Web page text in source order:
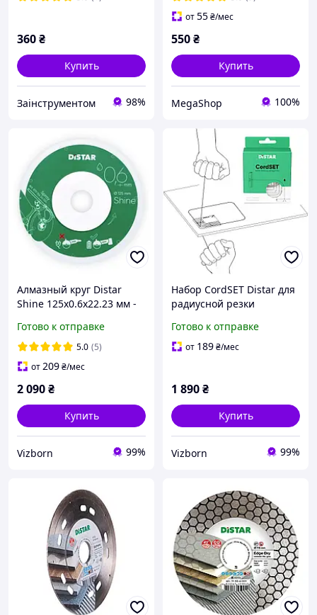
360₴
Купить
Заінструментом 98%
от55₴/мес
550₴
Купить
MegaShop 100%
Алмазный круг Distar
Shine 125x0.6x22.23 мм -
керамограниту и плитке
для чистого реза без
сколов
Готово к отправке
5.0 (5)
от209₴/мес
2 090₴
Купить
Vizborn 99%
Набор CordSET Distar для
радиусной резки
алмазные струны +
шаблон
Готово к отправке
от 189₴/мес
1 890₴
Купить
Vizborn 99%